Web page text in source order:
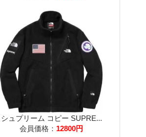
シュプリーム コピー SUPRE...
会員価格： 12800円